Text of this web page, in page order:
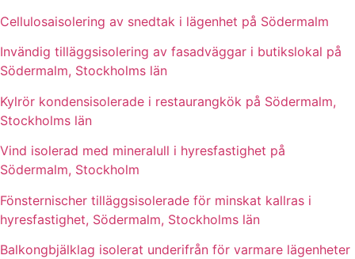
Cellulosaisolering av snedtak i lägenhet på Södermalm
Invändig tilläggsisolering av fasadväggar i butikslokal på
Södermalm, Stockholms län
Kylrör kondensisolerade i restaurangkök på Södermalm,
Stockholms län
Vind isolerad med mineralull i hyresfastighet på
Södermalm, Stockholm
Fönsternischer tilläggsisolerade för minskat kallras i
hyresfastighet, Södermalm, Stockholms län
Balkongbjälklag isolerat underifrån för varmare lägenheter